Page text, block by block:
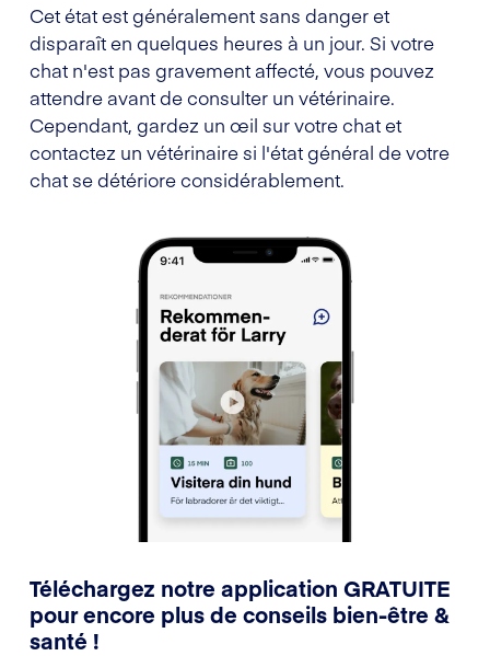
Cet état est généralement sans danger et
disparaît en quelques heures à un jour. Si votre
chat n'est pas gravement affecté, vous pouvez
attendre avant de consulter un vétérinaire.
Cependant, gardez un œil sur votre chat et
contactez un vétérinaire si l'état général de votre
chat se détériore considérablement.
Téléchargez notre application GRATUITE
pour encore plus de conseils bien-être &
santé !